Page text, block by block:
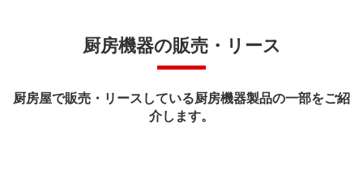
厨房機器の販売・リース
厨房屋で販売・リースしている厨房機器製品の一部をご紹
介します。